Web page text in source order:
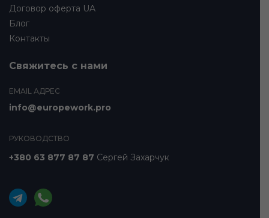
Договор оферта UA
Блог
Контакты
Свяжитесь с нами
EMAIL АДРЕС
info@europework.pro
РУКОВОДСТВО
+380 63 877 87 87 Сергей Захарчук